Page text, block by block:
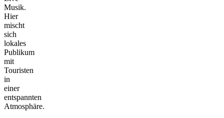
Musik.
Hier
mischt
sich
lokales
Publikum
mit
Touristen
in
einer
entspannten
Atmosphäre.